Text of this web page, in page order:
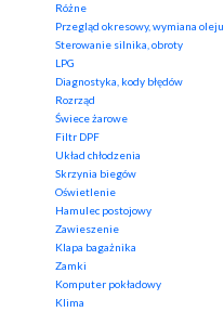
Różne
Przegląd okresowy, wymiana oleju
Sterowanie silnika, obroty
LPG
Diagnostyka, kody błędów
Rozrząd
Świece żarowe
Filtr DPF
Układ chłodzenia
Skrzynia biegów
Oświetlenie
Hamulec postojowy
Zawieszenie
Klapa bagażnika
Zamki
Komputer pokładowy
Klima